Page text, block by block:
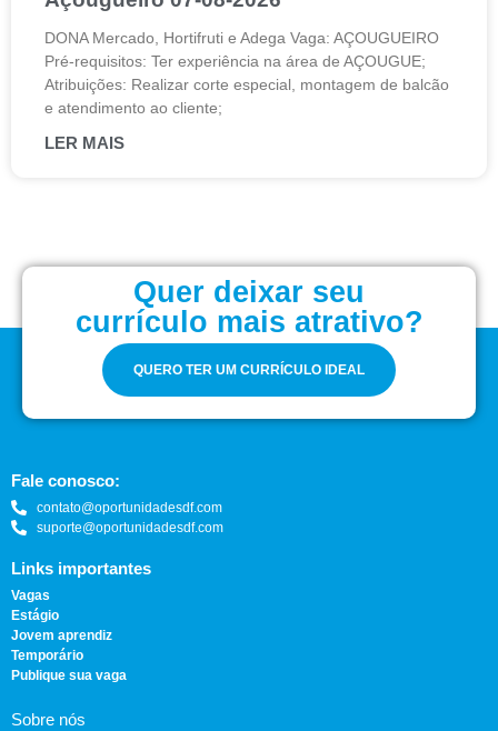
DONA Mercado, Hortifruti e Adega Vaga: AÇOUGUEIRO
Pré-requisitos: Ter experiência na área de AÇOUGUE;
Atribuições: Realizar corte especial, montagem de balcão
e atendimento ao cliente;
LER MAIS
Quer deixar seu
currículo mais atrativo?
QUERO TER UM CURRÍCULO IDEAL
Fale conosco:
contato@oportunidadesdf.com
suporte@oportunidadesdf.com
Links importantes
Vagas
Estágio
Jovem aprendiz
Temporário
Publique sua vaga
Sobre nós